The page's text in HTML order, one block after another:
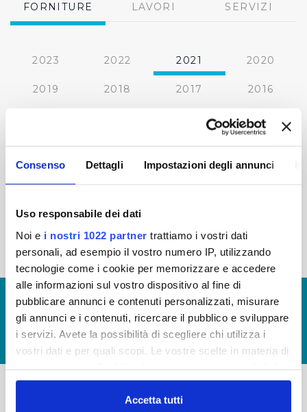
Consenso Dettagli Impostazioni degli annunci
Uso responsabile dei dati
Noi e i nostri 1022 partner trattiamo i vostri dati
personali, ad esempio il vostro numero IP, utilizzando
tecnologie come i cookie per memorizzare e accedere
alle informazioni sul vostro dispositivo al fine di
pubblicare annunci e contenuti personalizzati, misurare
gli annunci e i contenuti, ricercare il pubblico e sviluppare
i servizi. Avete la possibilità di scegliere chi utilizza i
vostri dati e per quali scopi. Le vostre scelte in materia di
in cui avete effettuato le vostre scelte. È possibile
modificare o revocare il proprio consenso in qualsiasi
Accetta tutti
FORNITURE LAVORI SERVIZI
2023 2022 2021 2020
2019 2018 2017 2016
2012
2011 2010 2009 2008
« prima ‹ precedente 4
© Copyright 2017 - 2026
GLOSSARIO
GIUDICA IL SERVIZIO
LAVORA CON NOI